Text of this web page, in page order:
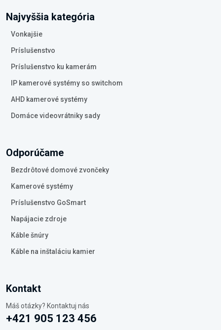
Najvyššia kategória
Vonkajšie
Príslušenstvo
Príslušenstvo ku kamerám
IP kamerové systémy so switchom
AHD kamerové systémy
Domáce videovrátniky sady
Odporúčame
Bezdrôtové domové zvončeky
Kamerové systémy
Príslušenstvo GoSmart
Napájacie zdroje
Káble šnúry
Káble na inštaláciu kamier
Kontakt
Máš otázky? Kontaktuj nás
+421 905 123 456